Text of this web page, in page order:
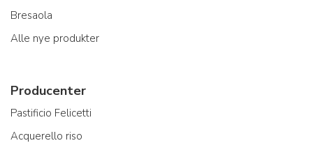
Bresaola
Alle nye produkter
Producenter
Pastificio Felicetti
Acquerello riso